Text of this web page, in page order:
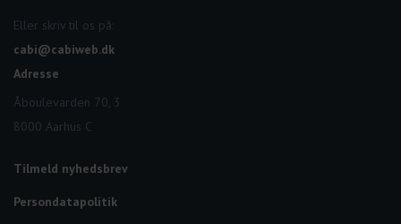
Eller skriv til os på:
cabi@cabiweb.dk
Adresse
Åboulevarden 70, 3
8000 Aarhus C
Tilmeld nyhedsbrev
Persondatapolitik